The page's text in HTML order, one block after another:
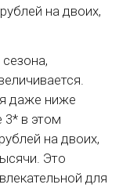
на двоих,
даже ниже
3* в этом
на двоих,
Это
для